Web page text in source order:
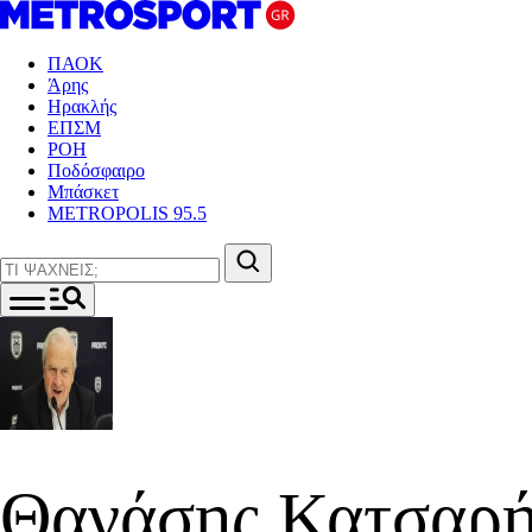
ΠΑΟΚ
Άρης
Ηρακλής
ΕΠΣΜ
ΡΟΗ
Ποδόσφαιρο
Μπάσκετ
METROPOLIS 95.5